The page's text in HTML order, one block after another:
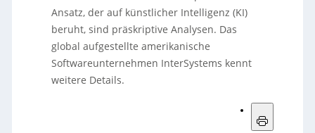
Ansatz, der auf künstlicher Intelligenz (KI)
beruht, sind präskriptive Analysen. Das
global aufgestellte amerikanische
Softwareunternehmen InterSystems kennt
weitere Details.